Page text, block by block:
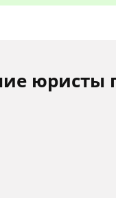
юристы